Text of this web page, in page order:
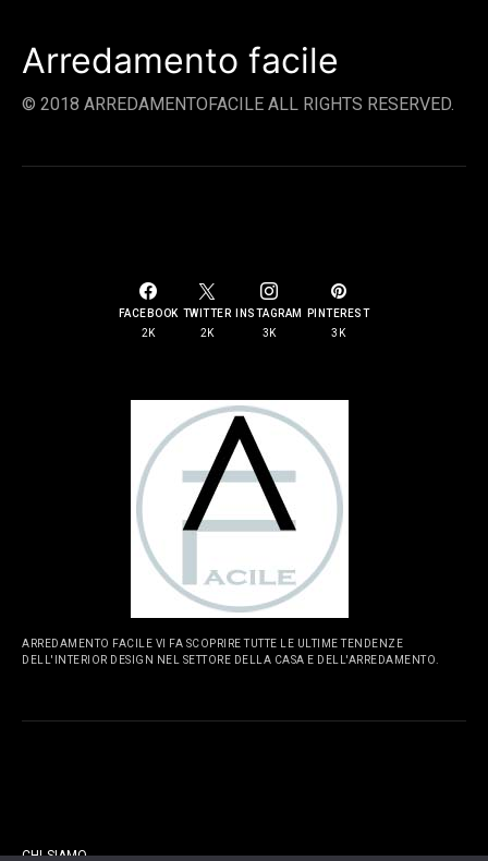
Arredamento facile
© 2018 ARREDAMENTOFACILE ALL RIGHTS RESERVED.
FACEBOOK
2K
TWITTER
2K
INSTAGRAM
3K
PINTEREST
3K
ARREDAMENTO FACILE VI FA SCOPRIRE TUTTE LE ULTIME TENDENZE
DELL'INTERIOR DESIGN NEL SETTORE DELLA CASA E DELL'ARREDAMENTO.
CHI SIAMO